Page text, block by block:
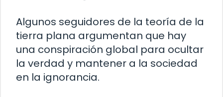
Algunos seguidores de la teoría de la
tierra plana argumentan que hay
una conspiración global para ocultar
la verdad y mantener a la sociedad
en la ignorancia.